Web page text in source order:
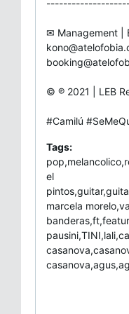
✉ Management |
© ℗ 2021 | LEB
#Camilú
Tags:
el
marcela